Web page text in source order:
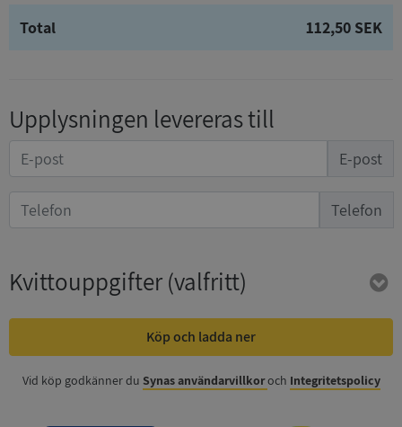
Total 112,50 SEK
Upplysningen levereras till
E-post
Telefon
Kvittouppgifter(valfritt)
Köp och ladda ner
Vid köp godkänner du Synas användarvillkoroch Integritetspolicy